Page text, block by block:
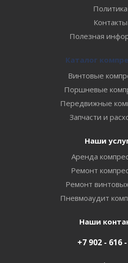
Политика
Контакты
Полезная
Каталог
Винтовые
Поршневые
Передвижные
Запчасти и
Наши
Аренда
Ремонт
Ремонт
Пневмоаудит
Наши
+7 902 - 616